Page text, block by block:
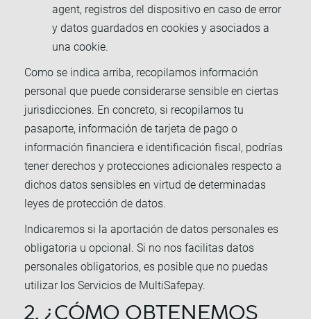
agent, registros del dispositivo en caso de error
y datos guardados en cookies y asociados a
una cookie.
Como se indica arriba, recopilamos información
personal que puede considerarse sensible en ciertas
jurisdicciones. En concreto, si recopilamos tu
pasaporte, información de tarjeta de pago o
información financiera e identificación fiscal, podrías
tener derechos y protecciones adicionales respecto a
dichos datos sensibles en virtud de determinadas
leyes de protección de datos.
Indicaremos si la aportación de datos personales es
obligatoria u opcional. Si no nos facilitas datos
personales obligatorios, es posible que no puedas
utilizar los Servicios de MultiSafepay.
2. ¿CÓMO OBTENEMOS